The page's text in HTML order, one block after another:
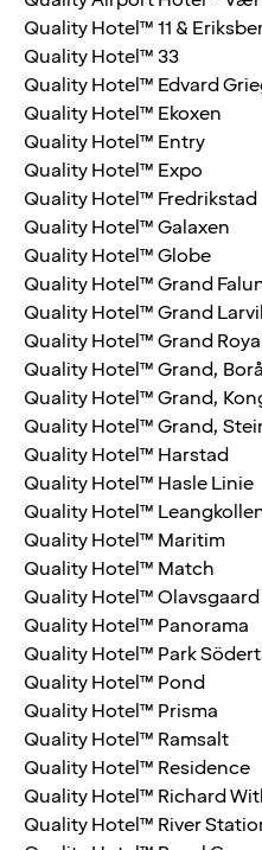
Quality Hotel™ 11 &
Quality Hotel™ 33
Quality Hotel™ Edvard
Quality Hotel™ Ekoxen
Quality Hotel™ Entry
Quality Hotel™ Expo
Quality Hotel™ Fredrikstad
Quality Hotel™ Galaxen
Quality Hotel™ Globe
Quality Hotel™ Grand
Quality Hotel™ Grand
Quality Hotel™ Grand
Quality Hotel™ Grand,
Quality Hotel™ Grand,
Quality Hotel™ Grand,
Quality Hotel™ Harstad
Quality Hotel™ Hasle Linie
Quality Hotel™
Quality Hotel™ Maritim
Quality Hotel™ Match
Quality Hotel™ Olavsgaard
Quality Hotel™ Panorama
Quality Hotel™ Park
Quality Hotel™ Pond
Quality Hotel™ Prisma
Quality Hotel™ Ramsalt
Quality Hotel™ Residence
Quality Hotel™ Richard
Quality Hotel™ River